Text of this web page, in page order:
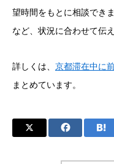
望時間をもとに相談でき
など、状況に合わせて伝
詳しくは、 京都滞在中に
まとめています。